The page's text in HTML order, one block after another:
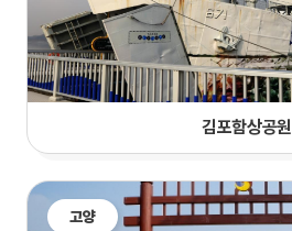
김포함상공원
고양